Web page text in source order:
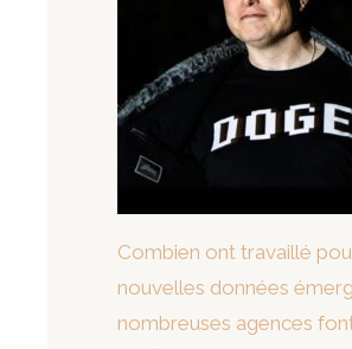
Combien ont travaillé
nouvelles données
nombreuses agences